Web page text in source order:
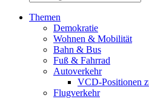
Themen
Demokratie
Wohnen & Mobilität
Bahn & Bus
Fuß & Fahrrad
Autoverkehr
VCD-Positionen
Flugverkehr